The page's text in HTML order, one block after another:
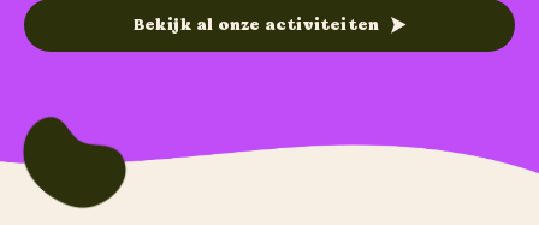
Bekijk al onze activiteiten